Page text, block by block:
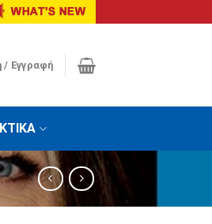
/ Εγγραφή